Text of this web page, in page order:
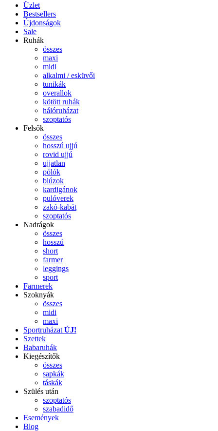
Üzlet
Bestsellers
Újdonságok
Sale
Ruhák
összes
maxi
midi
alkalmi / esküvői
tunikák
overallok
kötött ruhák
hálóruházat
szoptatós
Felsők
összes
hosszú ujjú
rovid ujjú
ujjatlan
pólók
blúzok
kardigánok
pulóverek
zakó-kabát
szoptatós
Nadrágok
összes
hosszú
short
farmer
leggings
sport
Farmerek
Szoknyák
összes
midi
maxi
Sportruházat ÚJ!
Szettek
Babaruhák
Kiegészítők
összes
sapkák
táskák
Szülés után
szoptatós
szabadidő
Események
Blog